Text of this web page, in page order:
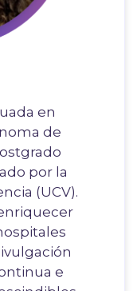
en
de
por la
(UCV).
e